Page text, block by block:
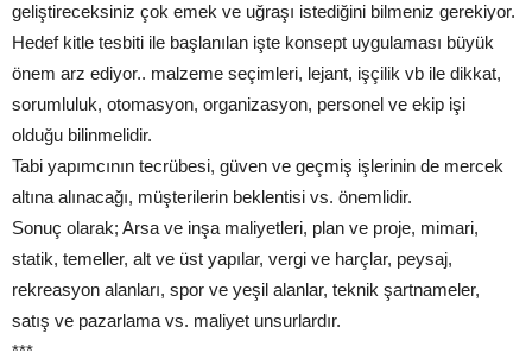
geliştireceksiniz çok emek ve uğraşı istediğini bilmeniz gerekiyor.
Hedef kitle tesbiti ile başlanılan işte konsept uygulaması büyük
önem arz ediyor.. malzeme seçimleri, lejant, işçilik vb ile dikkat,
sorumluluk, otomasyon, organizasyon, personel ve ekip işi
olduğu bilinmelidir.
Tabi yapımcının tecrübesi, güven ve geçmiş işlerinin de mercek
altına alınacağı, müşterilerin beklentisi vs. önemlidir.
Sonuç olarak; Arsa ve inşa maliyetleri, plan ve proje, mimari,
statik, temeller, alt ve üst yapılar, vergi ve harçlar, peysaj,
rekreasyon alanları, spor ve yeşil alanlar, teknik şartnameler,
satış ve pazarlama vs. maliyet unsurlardır.
***